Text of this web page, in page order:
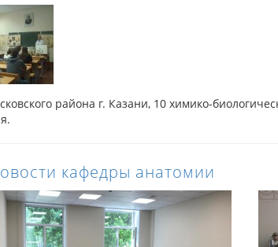
района г. Казани, 10 химико-
кафедры анатомии